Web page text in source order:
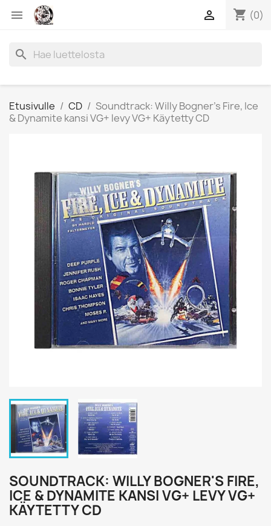
 shopping_cart (0)

search
Etusivulle CD
Soundtrack: Willy Bogner's Fire, Ice
& Dynamite kansi VG+ levy VG+ Käytetty CD
SOUNDTRACK: WILLY BOGNER'S FIRE,
ICE & DYNAMITE KANSI VG+ LEVY VG+
KÄYTETTY CD